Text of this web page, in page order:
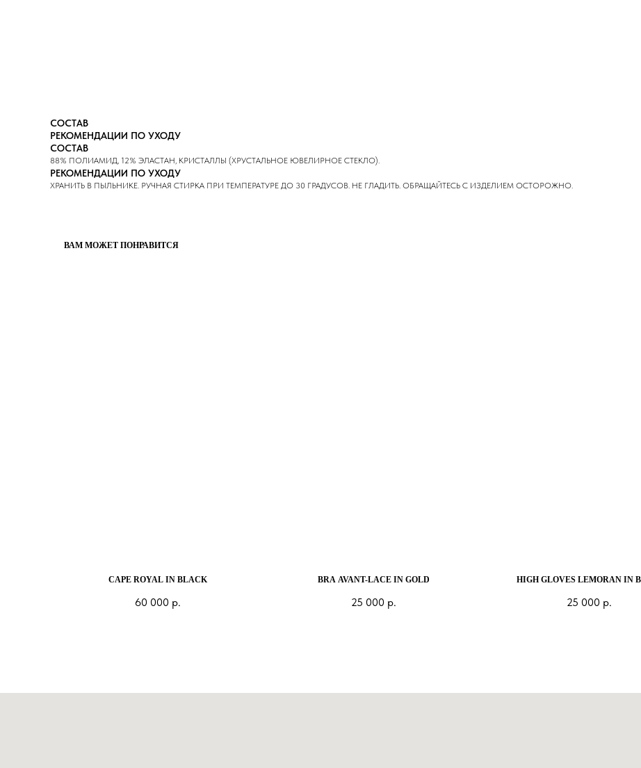
СОСТАВ
РЕКОМЕНДАЦИИ ПО УХОДУ
СОСТАВ
88% ПОЛИАМИД, 12% ЭЛАСТАН, КРИСТАЛЛЫ (ХРУСТАЛЬНОЕ ЮВЕЛИРНОЕ СТЕКЛО).
РЕКОМЕНДАЦИИ ПО УХОДУ
ХРАНИТЬ В ПЫЛЬНИКЕ. РУЧНАЯ СТИРКА ПРИ ТЕМПЕРАТУРЕ ДО 30 ГРАДУСОВ. НЕ ГЛАДИТЬ. ОБРАЩАЙТЕСЬ С ИЗДЕЛИЕМ ОСТОРОЖНО.
ВАМ МОЖЕТ ПОНРАВИТСЯ
CAPE ROYAL IN BLACK
60 000 р.
BRA AVANT-LACE IN GOLD
25 000 р.
HIGH GLOVES LEMORAN IN
25 000 р.